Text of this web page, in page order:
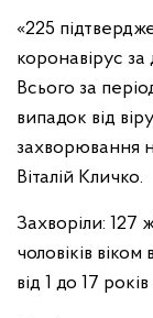
«225
коронавірус
Всього за
випадок від
захворювання
Віталій Кличко.
Захворіли: 127
чоловіків
від 1 до 17